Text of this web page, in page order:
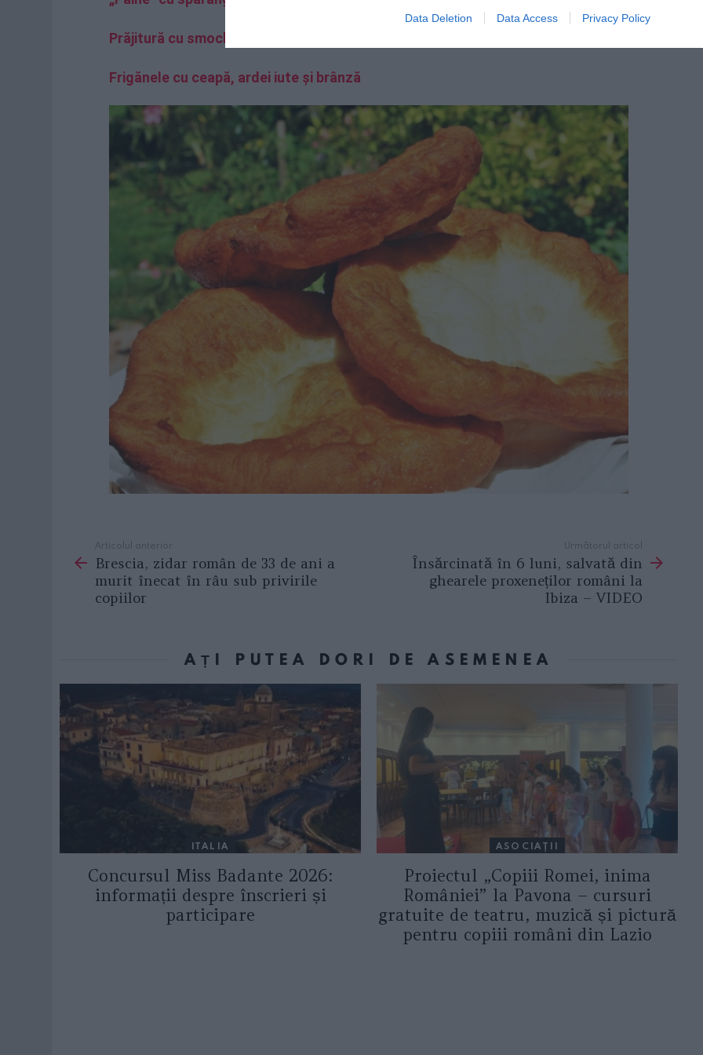
Data Deletion Data Access Privacy Policy
Prăjitură cu smochine şi migdale, cu garnitură de iaurt şi smochine în vin roşu
Frigănele cu ceapă, ardei iute și brânză
more
Articolul anterior
Brescia, zidar român de 33 de ani a
murit înecat în râu sub privirile
copiilor
Următorul articol
Însărcinată în 6 luni, salvată din
ghearele proxeneților români la
Ibiza – VIDEO
AȚI PUTEA DORI DE ASEMENEA
ITALIA
Concursul Miss Badante 2026:
informații despre înscrieri și
participare
ASOCIAŢII
Proiectul „Copiii Romei, inima
României” la Pavona – cursuri
gratuite de teatru, muzică și pictură
pentru copiii români din Lazio